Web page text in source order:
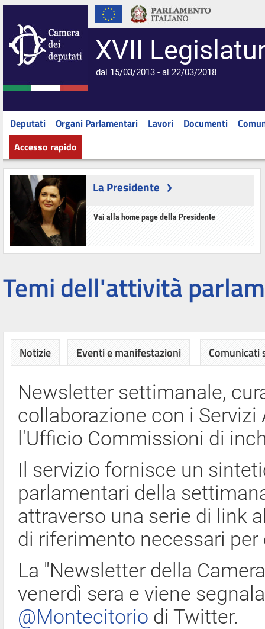
XVII
dal 15/03/2013 - al 22/03/2018
Deputati Organi Parlamentari Lavori Documenti
Accesso rapido
La Presidente
Vai alla home page della Presidente
Temi dell'attività
Notizie Eventi e manifestazioni Comunicati
Newsletter settimanale,
collaborazione con i
l'Ufficio Commissioni di
Il servizio fornisce un
parlamentari della
attraverso una serie di link
di riferimento necessari
La "Newsletter della
venerdì sera e viene
@Montecitorio di Twitter.